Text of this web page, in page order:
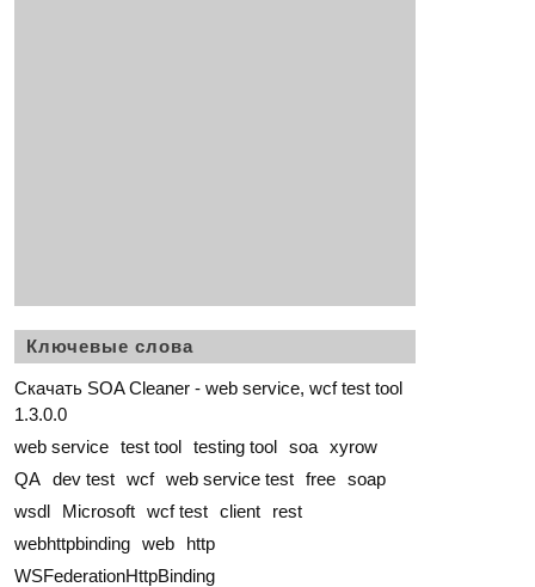
Ключевые слова
Скачать SOA Cleaner - web service, wcf test tool
1.3.0.0
web service test tool testing tool soa xyrow
QA dev test wcf web service test free soap
wsdl
Microsoft wcf test client
rest
webhttpbinding web
http
WSFederationHttpBinding